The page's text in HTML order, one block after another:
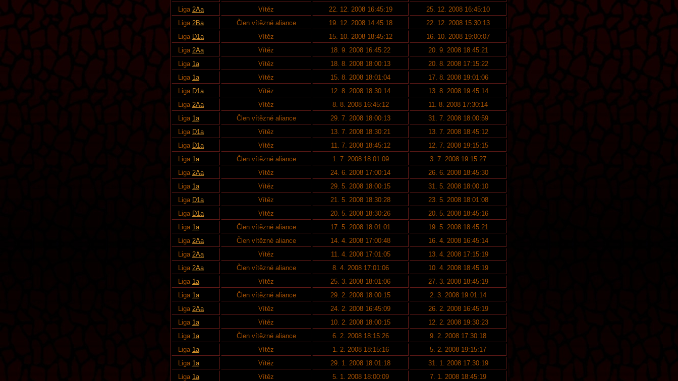
Liga 2Aa Vítěz 22. 12. 2008 16:45:19
25. 12. 2008 16:45:10
Liga 2Ba Člen vítězné aliance 19. 12. 2008 14:45:18
22. 12. 2008 15:30:13
Liga D1a Vítěz 15. 10. 2008 18:45:12
16. 10. 2008 19:00:07
Liga 2Aa Vítěz 18. 9. 2008 16:45:22
20. 9. 2008 18:45:21
Liga 1a Vítěz 18. 8. 2008 18:00:13
20. 8. 2008 17:15:22
Liga 1a Vítěz 15. 8. 2008 18:01:04
17. 8. 2008 19:01:06
Liga D1a Vítěz 12. 8. 2008 18:30:14
13. 8. 2008 19:45:14
Liga 2Aa Vítěz 8. 8. 2008 16:45:12
11. 8. 2008 17:30:14
Liga 1a Člen vítězné aliance 29. 7. 2008 18:00:13
31. 7. 2008 18:00:59
Liga D1a Vítěz 13. 7. 2008 18:30:21
13. 7. 2008 18:45:12
Liga D1a Vítěz 11. 7. 2008 18:45:12
12. 7. 2008 19:15:15
Liga 1a Člen vítězné aliance 1. 7. 2008 18:01:09
3. 7. 2008 19:15:27
Liga 2Aa Vítěz 24. 6. 2008 17:00:14
26. 6. 2008 18:45:30
Liga 1a Vítěz 29. 5. 2008 18:00:15
31. 5. 2008 18:00:10
Liga D1a Vítěz 21. 5. 2008 18:30:28
23. 5. 2008 18:01:08
Liga D1a Vítěz 20. 5. 2008 18:30:26
20. 5. 2008 18:45:16
Liga 1a Člen vítězné aliance 17. 5. 2008 18:01:01
19. 5. 2008 18:45:21
Liga 2Aa Člen vítězné aliance 14. 4. 2008 17:00:48
16. 4. 2008 16:45:14
Liga 2Aa Vítěz 11. 4. 2008 17:01:05
13. 4. 2008 17:15:19
Liga 2Aa Člen vítězné aliance 8. 4. 2008 17:01:06
10. 4. 2008 18:45:19
Liga 1a Vítěz 25. 3. 2008 18:01:06
27. 3. 2008 18:45:19
Liga 1a Člen vítězné aliance 29. 2. 2008 18:00:15
2. 3. 2008 19:01:14
Liga 2Aa Vítěz 24. 2. 2008 16:45:09
26. 2. 2008 16:45:19
Liga 1a Vítěz 10. 2. 2008 18:00:15
12. 2. 2008 19:30:23
Liga 1a Člen vítězné aliance 6. 2. 2008 18:15:26
9. 2. 2008 17:30:18
Liga 1a Vítěz 1. 2. 2008 18:15:16
5. 2. 2008 19:15:17
Liga 1a Vítěz 29. 1. 2008 18:01:18
31. 1. 2008 17:30:19
Liga 1a Vítěz 5. 1. 2008 18:00:09
7. 1. 2008 18:45:19